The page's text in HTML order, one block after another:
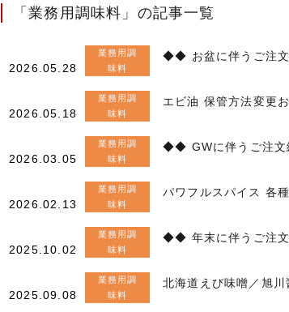
「業務用調味料」の記事一覧
2026.05.28
業務用調
味料
◆◆ お盆に伴うご注
2026.05.18
業務用調
味料
エビ油 保管方法変更
2026.03.05
業務用調
味料
◆◆ GWに伴うご注文
2026.02.13
業務用調
味料
パワフルスパイス 各
2025.10.02
業務用調
味料
◆◆ 年末に伴うご注
2025.09.08
業務用調
味料
北海道えび味噌／旭川